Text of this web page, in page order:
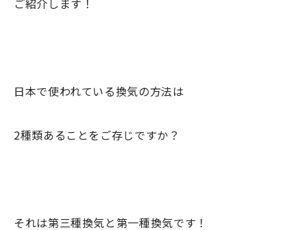
ご紹介します！
日本で使われている換気の方法は
2種類あることをご存じですか？
それは第三種換気と第一種換気です！